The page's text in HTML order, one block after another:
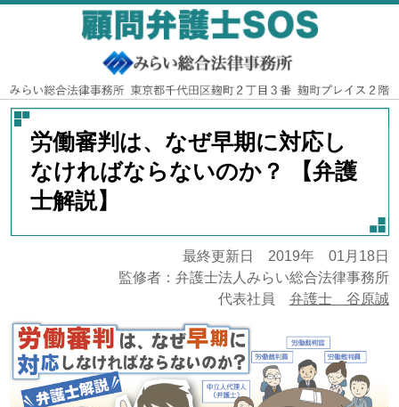
労働審判は、なぜ早期に対応し
なければならないのか？ 【弁護
士解説】
最終更新日 2019年 01月18日
監修者：弁護士法人みらい総合法律事務所
代表社員 弁護士 谷原誠